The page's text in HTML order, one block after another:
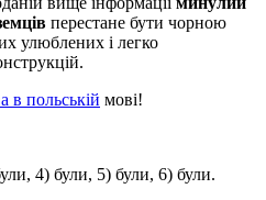
перестане бути чорною
улюблених і легко
в польській мові!
4) були, 5) були, 6) були.